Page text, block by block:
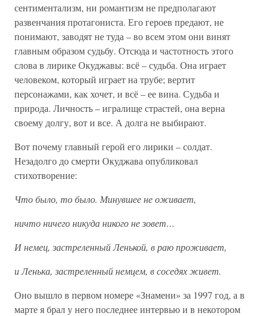
сентиментализм, ни романтизм не предполагают
развенчания протагониста. Его героев предают, не
понимают, заводят не туда – во всем этом они винят
главным образом судьбу. Отсюда и частотность этого
слова в лирике Окуджавы: всё – судьба. Она играет
человеком, который играет на трубе; вертит
персонажами, как хочет, и всё – ее вина. Судьба и
природа. Личность – игралище страстей, она верна
своему долгу, вот и все. А долга не выбирают.
Вот почему главный герой его лирики – солдат.
Незадолго до смерти Окуджава опубликовал
стихотворение:
Что было, то было. Минувшее не оживает,
ничто ничего никуда никого не зовет…
И немец, застреленный Ленькой, в раю проживает,
и Ленька, застреленный немцем, в соседях живет.
Оно вышло в первом номере «Знамени» за 1997 год, а в
марте я брал у него последнее интервью и в некотором